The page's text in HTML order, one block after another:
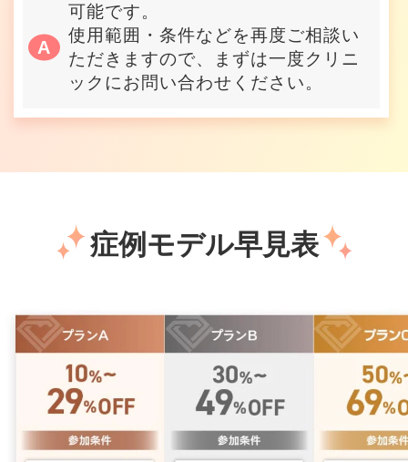
可能です。
使用範囲・条件などを再度ご相談い
ただきますので、まずは一度クリニ
ックにお問い合わせください。
症例モデル早見表